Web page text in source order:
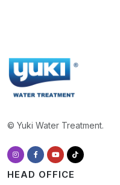
© Yuki Water Treatment.
HEAD OFFICE